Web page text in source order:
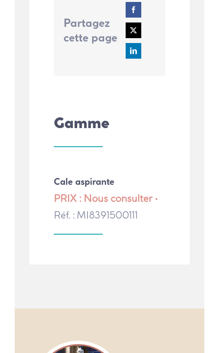
Partagez
cette page
Gamme
Cale aspirante
PRIX : Nous consulter •
Réf. : MI8391500111